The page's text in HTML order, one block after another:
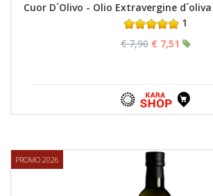
Cuor D´Olivo - Olio Extravergine
1
€ 7,90 € 7,51
PROMO 2026